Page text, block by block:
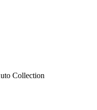
Collection